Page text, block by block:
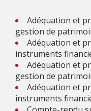
Adéquation et
gestion de
Adéquation et
instruments
Adéquation et
gestion de
Adéquation et
instruments